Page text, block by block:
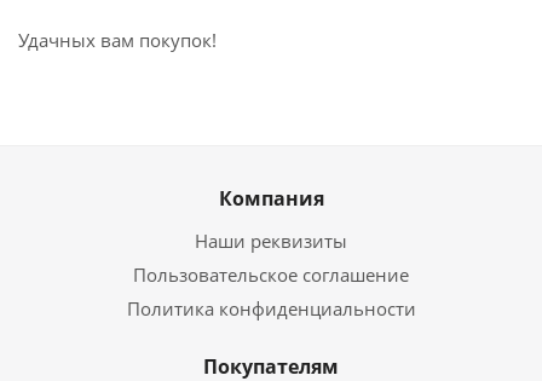
Удачных вам покупок!
Компания
Наши реквизиты
Пользовательское соглашение
Политика конфиденциальности
Покупателям